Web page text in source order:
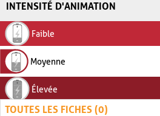
INTENSITÉ D'ANIMATION
Faible
Moyenne
Élevée
TOUTES LES FICHES (0)